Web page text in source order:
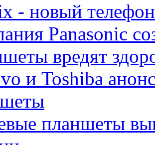
- новый
Panasonic
вредят
и Toshiba
планшеты